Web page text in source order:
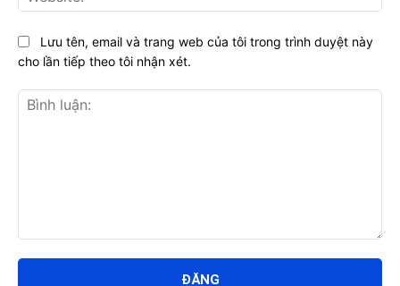
luận:
Lưu tên, email và trang web của tôi trong trình duyệt này
cho lần tiếp theo tôi nhận xét.